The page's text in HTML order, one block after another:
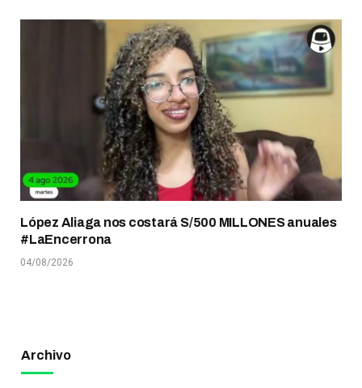
López Aliaga nos costará S/500 MILLONES anuales
#LaEncerrona
04/08/2026
Archivo